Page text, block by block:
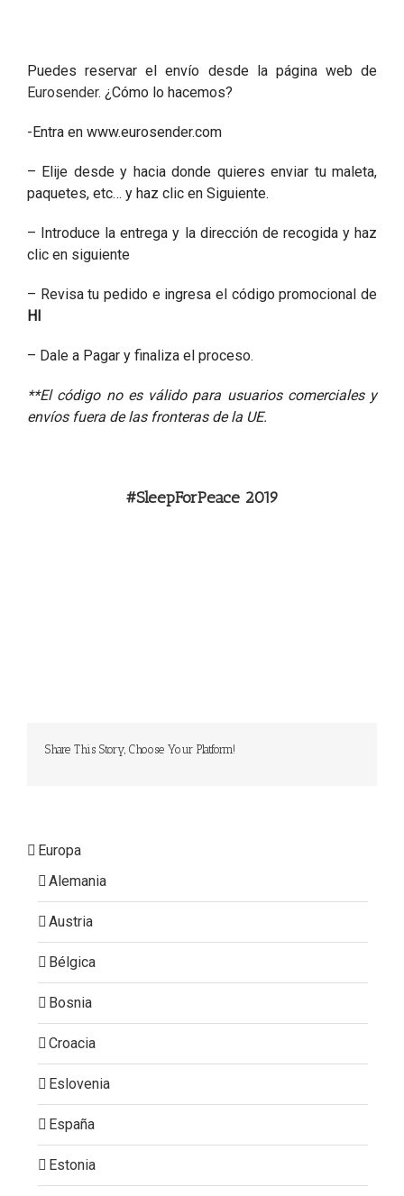
Puedes reservar el envío desde la página web de
Eurosender. ¿Cómo lo hacemos?
-Entra en www.eurosender.com
– Elije desde y hacia donde quieres enviar tu maleta,
paquetes, etc… y haz clic en Siguiente.
– Introduce la entrega y la dirección de recogida y haz
clic en siguiente
– Revisa tu pedido e ingresa el código promocional de
HI
– Dale a Pagar y finaliza el proceso.
**El código no es válido para usuarios comerciales y
envíos fuera de las fronteras de la UE.
#SleepForPeace 2019
Share This Story, Choose Your Platform!
Europa
Alemania
Austria
Bélgica
Bosnia
Croacia
Eslovenia
España
Estonia